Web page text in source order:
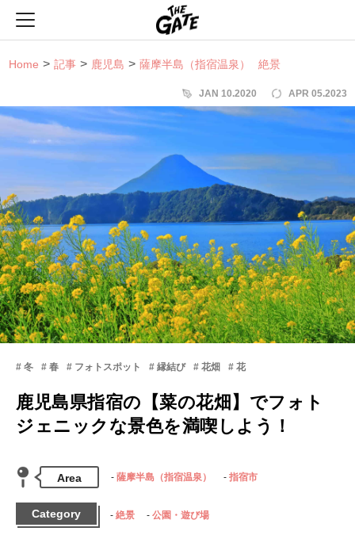
Home 記事 鹿児島 薩摩半島（指宿温泉） 絶景
JAN 10.2020 APR 05.2023
冬 春 フォトスポット 縁結び 花畑 花
鹿児島県指宿の【菜の花畑】でフォト
ジェニックな景色を満喫しよう！
Area 薩摩半島（指宿温泉） 指宿市
Category 絶景 公園・遊び場